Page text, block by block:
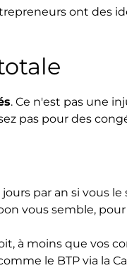
ont des
. Ce n'est pas une
pas pour des
par an si vous le
vous semble,
à moins que vos
le BTP via la